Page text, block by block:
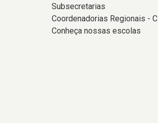
Subsecretarias
Coordenadorias Regionais -
Conheça nossas escolas